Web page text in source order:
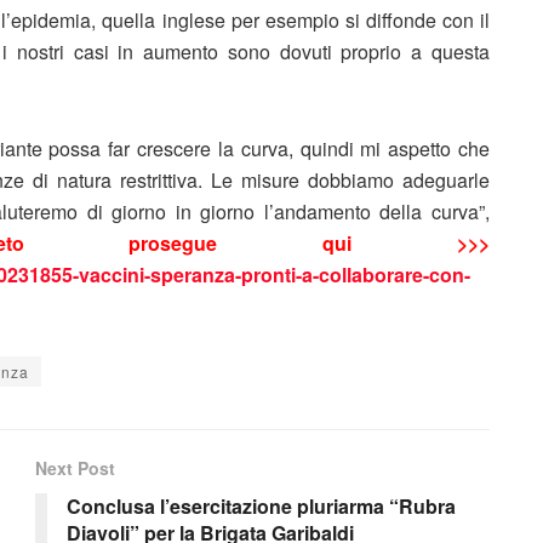
quella inglese per esempio si diffonde con il
casi in aumento sono dovuti proprio a questa
possa far crescere la curva, quindi mi aspetto che
di natura restrittiva. Le misure dobbiamo adeguarle
di giorno in giorno l’andamento della curva”,
prosegue qui >>>
vaccini-speranza-pronti-a-collaborare-con-
Next Post
Conclusa l’esercitazione pluriarma “Rubra
Diavoli” per la Brigata Garibaldi